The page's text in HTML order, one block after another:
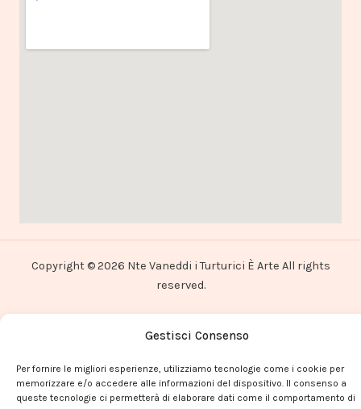
Gestisci Consenso
Per fornire le migliori esperienze, utilizziamo tecnologie come i cookie per
memorizzare e/o accedere alle informazioni del dispositivo. Il consenso a
queste tecnologie ci permetterà di elaborare dati come il comportamento di
Copyright © 2026 Nte Vaneddi i Turturici È Arte All rights
reserved.